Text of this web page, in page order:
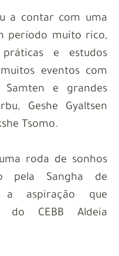
a contar com uma
período muito rico,
e estudos
eventos com
Samten e grandes
Geshe Gyaltsen
Tsomo.
roda de sonhos
pela Sangha de
a aspiração que
do CEBB Aldeia